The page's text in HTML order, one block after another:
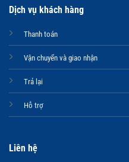
Dịch vụ khách hàng
Thanh toán
Vận chuyển và giao nhận
Trả lại
Hỗ trợ
Liên hệ